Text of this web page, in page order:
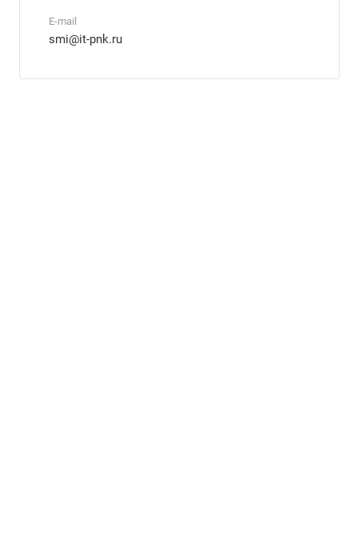
E-mail
smi@it-pnk.ru